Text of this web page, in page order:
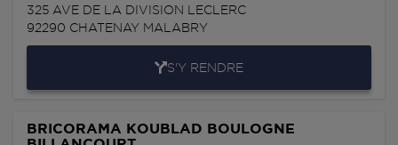
325 AVE DE LA DIVISION LECLERC
92290 CHATENAY MALABRY
S'Y RENDRE
BRICORAMA KOUBLAD BOULOGNE